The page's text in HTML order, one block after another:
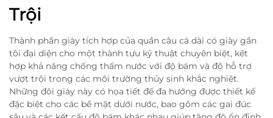
Trội
Thành phần giày tích hợp của quần câu cá dài có giày gần
tôi đại diện cho một thành tựu kỹ thuật chuyên biệt, kết
hợp khả năng chống thấm nước với độ bám và độ hỗ trợ
vượt trội trong các môi trường thủy sinh khắc nghiệt.
Những đôi giày này có họa tiết đế đa hướng được thiết kế
đặc biệt cho các bề mặt dưới nước, bao gồm các gai đúc